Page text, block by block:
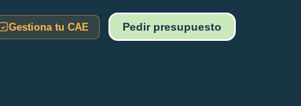
Gestiona tu CAE Pedir presupuesto